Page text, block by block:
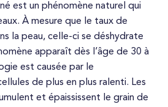
est un phénomène naturel qui
À mesure que le taux de
la peau, celle-ci se déshydrate
apparaît dès l’âge de 30 à
est causée par le
de plus en plus ralenti. Les
et épaississent le grain de